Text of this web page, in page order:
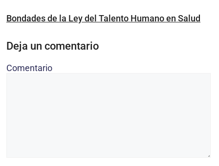
Bondades de la Ley del Talento Humano en Salud
Deja un comentario
Comentario